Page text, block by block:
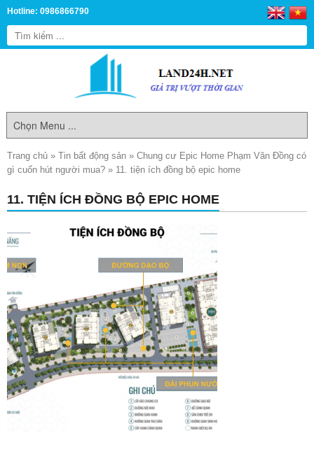
Hotline: 0986866790
Trang chủ » Tin bất động sản » Chung cư Epic Home Phạm Văn Đồng có
gì cuốn hút người mua? » 11. tiện ích đồng bộ epic home
11. TIỆN ÍCH ĐỒNG BỘ EPIC HOME